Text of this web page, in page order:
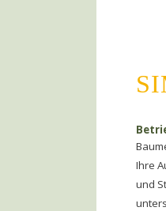
Ihre
und